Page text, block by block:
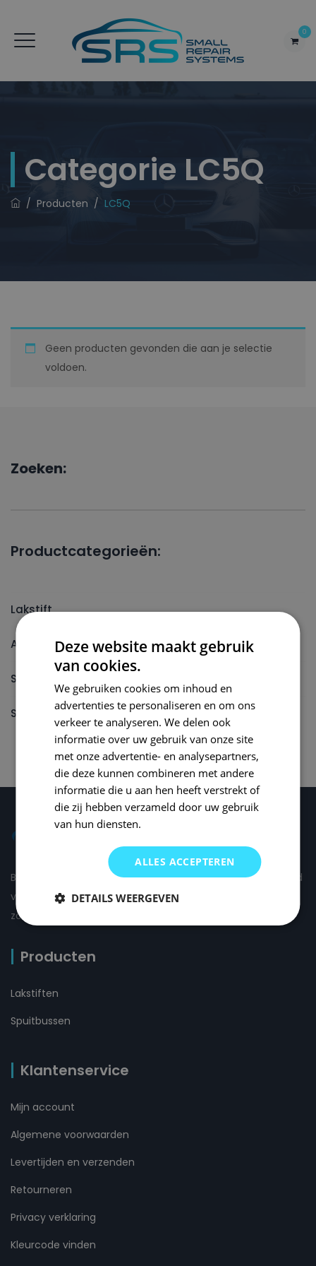
0
Categorie LC5Q
/ Producten / LC5Q
Geen producten gevonden die aan je selectie
voldoen.
Zoeken:
Productcategorieën:
Lakstift
Autolak reparatieset
Spuitbus
Spuitbus Autolak
Bij Small Repair Systems begrijpen we dat autoschade altijd
vervelend is en daarom proberen wij om de schade voor u
zo comfortabel mogelijk te herstellen.
Producten
Lakstiften
Spuitbussen
Klantenservice
Mijn account
Algemene voorwaarden
Levertijden en verzenden
Retourneren
Privacy verklaring
Kleurcode vinden
Deze website maakt gebruik
van cookies.
We gebruiken cookies om inhoud en
advertenties te personaliseren en om ons
verkeer te analyseren. We delen ook
informatie over uw gebruik van onze site
met onze advertentie- en analysepartners,
die deze kunnen combineren met andere
informatie die u aan hen heeft verstrekt of
die zij hebben verzameld door uw gebruik
van hun diensten.
ALLES ACCEPTEREN
DETAILS WEERGEVEN